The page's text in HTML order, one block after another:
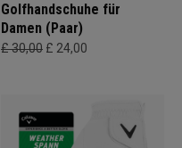
Golfhandschuhe für
Damen (Paar)
£ 30,00 £ 24,00